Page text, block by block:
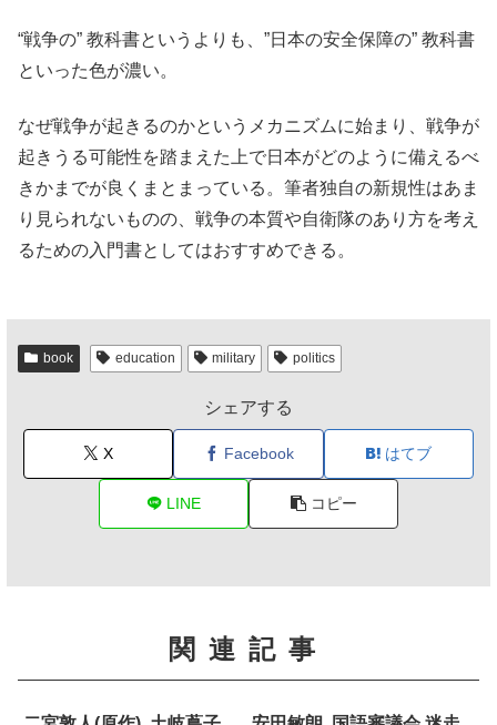
“戦争の” 教科書というよりも、”日本の安全保障の” 教科書
といった色が濃い。
なぜ戦争が起きるのかというメカニズムに始まり、戦争が
起きうる可能性を踏まえた上で日本がどのように備えるべ
きかまでが良くまとまっている。筆者独自の新規性はあま
り見られないものの、戦争の本質や自衛隊のあり方を考え
るための入門書としてはおすすめできる。
book education military politics
シェアする
X Facebook はてブ
LINE コピー
関連記事